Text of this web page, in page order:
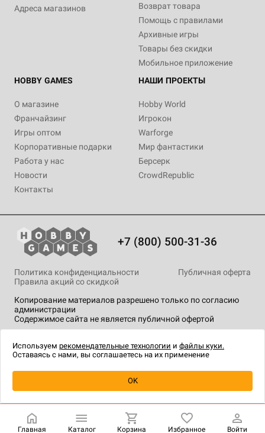
Уведомить о наличии
Адреса магазинов
Возврат товара
Помощь с правилами
Архивные игры
Товары без скидки
Мобильное приложение
HOBBY GAMES
О магазине
Франчайзинг
Игры оптом
Корпоративные подарки
Работа у нас
Новости
Контакты
НАШИ ПРОЕКТЫ
Hobby World
Игрокон
Warforge
Мир фантастики
Берсерк
CrowdRepublic
+7 (800) 500-31-36
Копирование материалов разрешено только по согласию
администрации
Содержимое сайта не является публичной офертой
Политика конфиденциальности
Публичная оферта
Правила акций со скидкой
технологии.
Главная Каталог Корзина Избранное Войти
Используем рекомендательные технологии и файлы куки.
Оставаясь с нами, вы соглашаетесь на их применение
OK